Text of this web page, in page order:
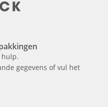
hulp.
gegevens of vul het